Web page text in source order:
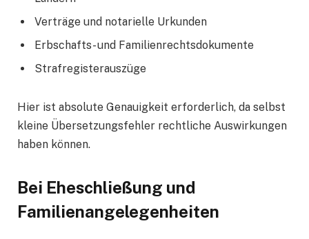
Verträge und notarielle Urkunden
Erbschafts- und Familienrechtsdokumente
Strafregisterauszüge
Hier ist absolute Genauigkeit erforderlich, da selbst
kleine Übersetzungsfehler rechtliche Auswirkungen
haben können.
Bei Eheschließung und
Familienangelegenheiten